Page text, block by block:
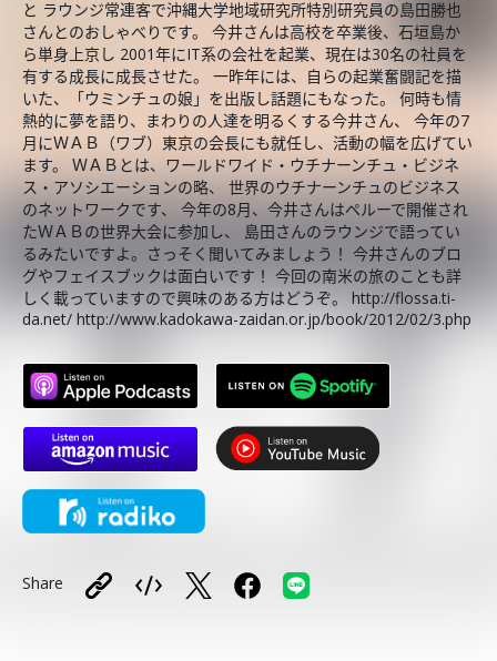
と ラウンジ常連客で沖縄大学地域研究所特別研究員の島田勝也
さんとのおしゃべりです。 今井さんは高校を卒業後、石垣島か
ら単身上京し 2001年にIT系の会社を起業、現在は30名の社員を
有する成長に成長させた。 一昨年には、自らの起業奮闘記を描
いた、「ウミンチュの娘」を出版し話題にもなった。 何時も情
熱的に夢を語り、まわりの人達を明るくする今井さん、 今年の7
月にＷＡＢ（ワブ）東京の会長にも就任し、活動の幅を広げてい
ます。 ＷＡＢとは、ワールドワイド・ウチナーンチュ・ビジネ
ス・アソシエーションの略、 世界のウチナーンチュのビジネス
のネットワークです、 今年の8月、今井さんはペルーで開催され
たＷＡＢの世界大会に参加し、 島田さんのラウンジで語ってい
るみたいですよ。さっそく聞いてみましょう！ 今井さんのブロ
グやフェイスブックは面白いです！ 今回の南米の旅のことも詳
しく載っていますので興味のある方はどうぞ。 http://flossa.ti-
da.net/ http://www.kadokawa-zaidan.or.jp/book/2012/02/3.php
Share